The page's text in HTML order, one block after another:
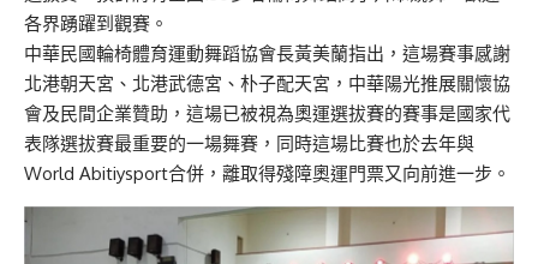
各界踴躍到觀賽。
中華民國輪椅體育運動舞蹈協會長黃美蘭指出，這場賽事感謝
北港朝天宮、北港武德宮、朴子配天宮，中華陽光推展關懷協
會及民間企業贊助，這場已被視為奧運選拔賽的賽事是國家代
表隊選拔賽最重要的一場舞賽，同時這場比賽也於去年與
World Abitiysport合併，離取得殘障奧運門票又向前進一步。